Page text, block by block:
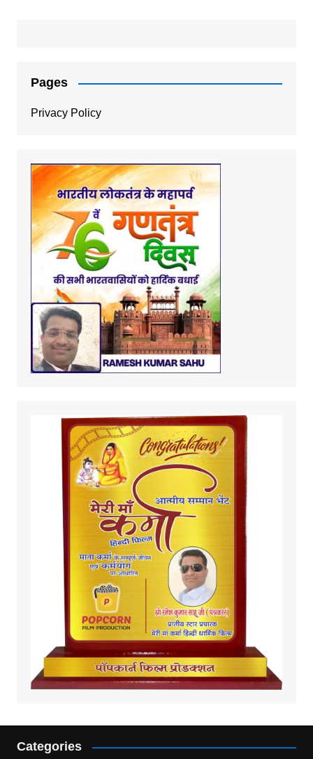
Pages
Privacy Policy
Categories